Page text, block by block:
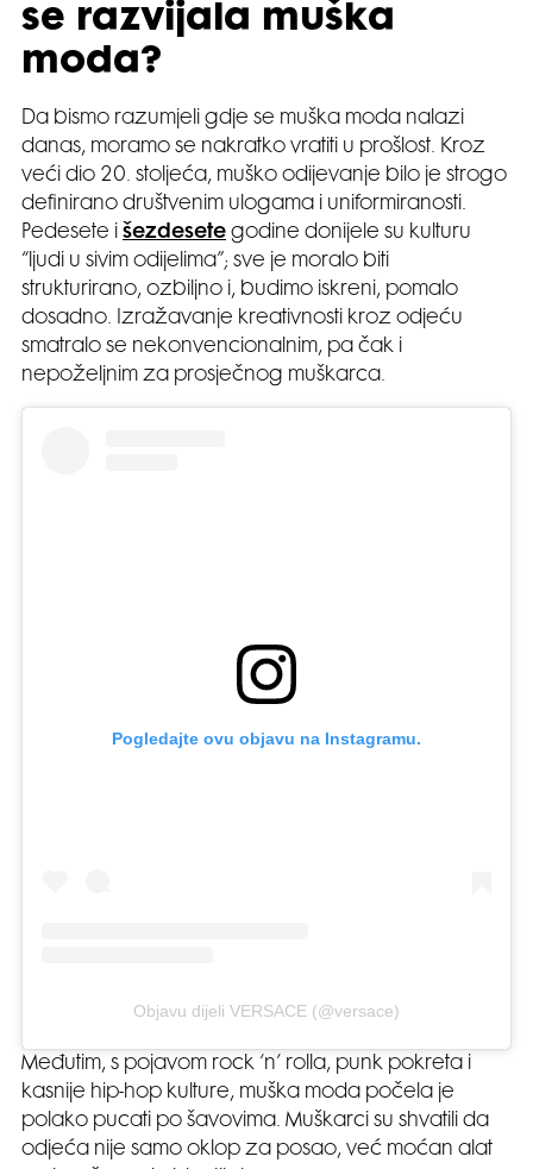
se razvijala muška
moda?
Da bismo razumjeli gdje se muška moda nalazi
danas, moramo se nakratko vratiti u prošlost. Kroz
veći dio 20. stoljeća, muško odijevanje bilo je strogo
definirano društvenim ulogama i uniformiranosti.
Pedesete i šezdesete godine donijele su kulturu
“ljudi u sivim odijelima”; sve je moralo biti
strukturirano, ozbiljno i, budimo iskreni, pomalo
dosadno. Izražavanje kreativnosti kroz odjeću
smatralo se nekonvencionalnim, pa čak i
nepoželjnim za prosječnog muškarca.
Pogledajte ovu objavu na Instagramu.
Objavu dijeli VERSACE (@versace)
Međutim, s pojavom rock ‘n’ rolla, punk pokreta i
kasnije hip-hop kulture, muška moda počela je
polako pucati po šavovima. Muškarci su shvatili da
odjeća nije samo oklop za posao, već moćan alat